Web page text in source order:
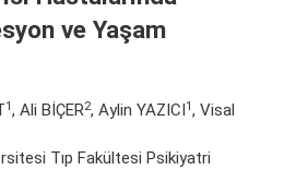
ve Yaşam
1, Ali BİÇER2, Aylin YAZICI1, Visal
Tıp Fakültesi Psikiyatri